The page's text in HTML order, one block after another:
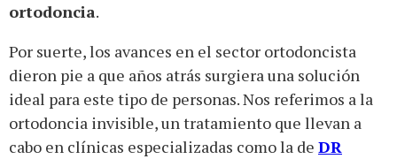
ortodoncia.
Por suerte, los avances en el sector ortodoncista
dieron pie a que años atrás surgiera una solución
ideal para este tipo de personas. Nos referimos a la
ortodoncia invisible, un tratamiento que llevan a
cabo en clínicas especializadas como la de DR